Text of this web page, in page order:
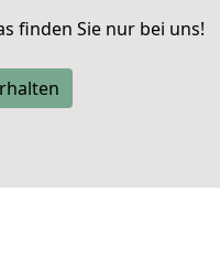
finden Sie nur bei uns!